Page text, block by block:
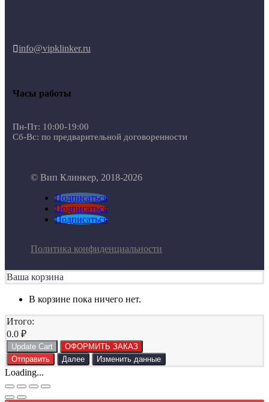
info@vipklinker.ru
Часы работы
Пн-Пт: 10:00-19:00
Сб-Вс: по предварительной договоренности
© Вип Клинкер, 2018-2026
Подписаться
Подписаться
Подписаться
Политика конфиденциальности
Ваша корзина
В корзине пока ничего нет.
Итого:
0.0 ₽
Update Cart
ОФОРМИТЬ ЗАКАЗ
Отправить
Далее Изменить данные
Loading...